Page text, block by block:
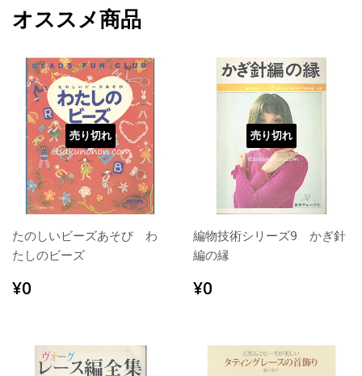
オススメ商品
売り切れ
たのしいビーズあそび わ
たしのビーズ
通
常
¥0
売り切れ
編物技術シリーズ9 かぎ針
編の縁
通
常
格
¥0